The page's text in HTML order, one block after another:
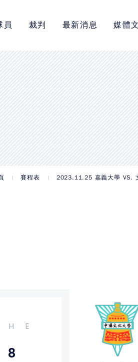
員 裁判 最新消息 媒體
賽程表 2023.11.25 嘉義大學 VS.
H E
8